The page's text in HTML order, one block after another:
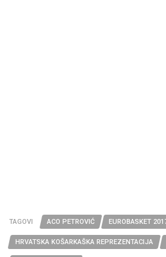
TAGOVI ACO PETROVIĆ EUROBASKET
HRVATSKA KOŠARKAŠKA REPREZENTACIJA